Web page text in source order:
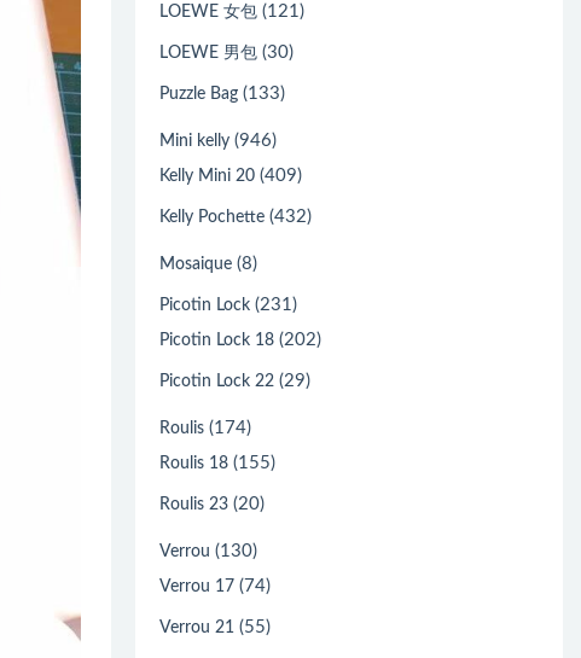
LOEWE 女包 (121)
LOEWE 男包 (30)
Puzzle Bag (133)
Mini kelly (946)
Kelly Mini 20 (409)
Kelly Pochette (432)
Mosaique (8)
Picotin Lock (231)
Picotin Lock 18 (202)
Picotin Lock 22 (29)
Roulis (174)
Roulis 18 (155)
Roulis 23 (20)
Verrou (130)
Verrou 17 (74)
Verrou 21 (55)